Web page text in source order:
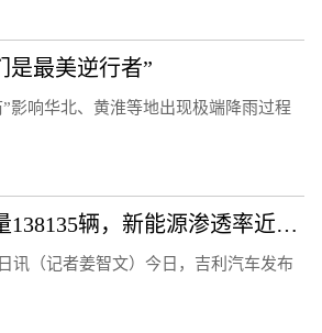
是最美逆行者”
影响华北、黄淮等地出现极端降雨过程
吉利汽车7月销量138135辆，新能源渗透率近30%
讯（记者姜智文）今日，吉利汽车发布